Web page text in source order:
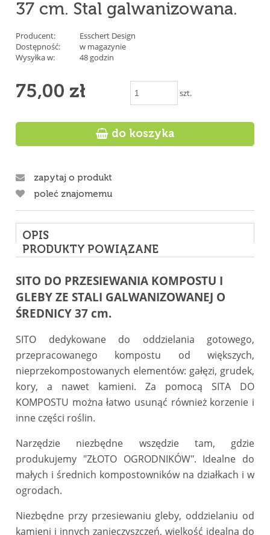
37 cm. Stal galwanizowana.
Producent:
Esschert Design
Dostępność:
w magazynie
Wysyłka w:
48 godzin
75,00 zł szt.
 do koszyka
zapytaj o produkt
poleć znajomemu
OPIS
PRODUKTY POWIĄZANE
SITO DO PRZESIEWANIA KOMPOSTU I
GLEBY ZE STALI GALWANIZOWANEJ O
ŚREDNICY 37 cm.
SITO dedykowane do oddzielania gotowego,
przepracowanego kompostu od większych,
nieprzekompostowanych elementów: gałęzi, grudek,
kory, a nawet kamieni. Za pomocą SITA DO
KOMPOSTU można łatwo usunąć również korzenie i
inne części roślin.
Narzędzie niezbędne wszędzie tam, gdzie
produkujemy "ZŁOTO OGRODNIKÓW". Idealne do
małych i średnich kompostowników na działkach i w
ogrodach.
Niezbędne przy przesiewaniu gleby, oddzielaniu od
kamieni i innych zanieczyszczeń, wielkość idealna do